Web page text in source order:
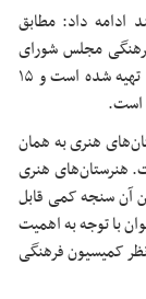
ادامه داد: مطابق
مجلس شورای
اسلامی، ۲۰ فیلم فاخر و ارزشمند مورد نظر بوده است، تهیه شده است و ۱۵
است.
هنری به همان
هنرستان‌های هنری
آنسنجهکمی قابل
با توجه به اهمیت
کمیسیون فرهنگی